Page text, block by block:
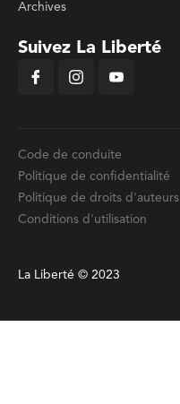
Archives
Suivez La Liberté
Code de conduite
Politique de confidentialité
Politique de droits d'auteurs
Conditions d'utilisation
La Liberté © 2023